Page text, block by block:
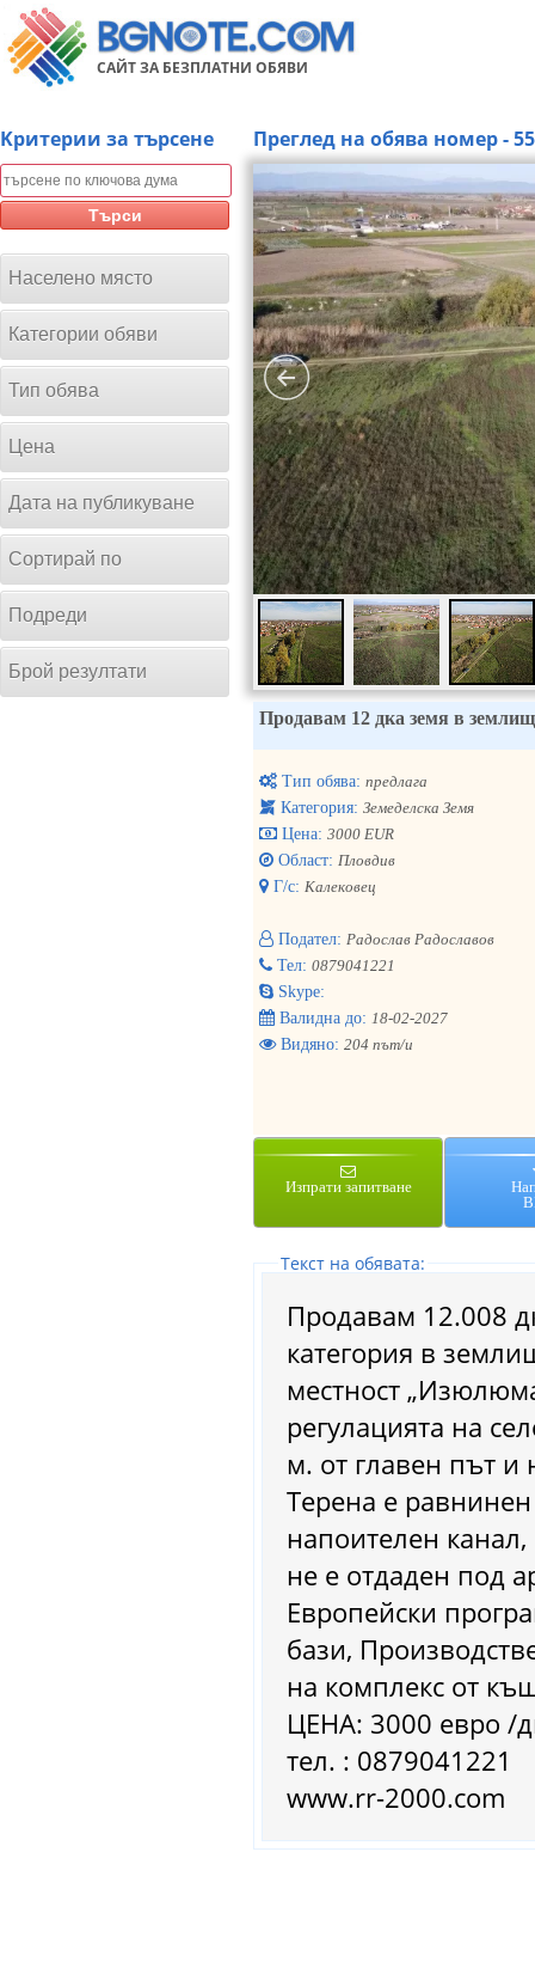
САЙТ ЗА БЕЗПЛАТНИ ОБЯВИ
Kритерии за търсене
Търси
Населено място
Категории обяви
Тип обява
Цена
Дата на публикуване
Сортирай по
Подреди
Брой резултати
Преглед на обява номер -
Продавам 12 дка земя в
Тип обява: предлага
Категория: Земеделска Земя
Цена: 3000 EUR
Област: Пловдив
Г/с: Калековец
Подател: Радослав Радославов
Тел: 0879041221
Skype:
Валидна до: 18-02-2027
Видяно: 204 път/и
Изпрати запитване
Tекст на обявата:
Продавам 12.008
категория в
местност
регулацията на
м. от главен път и
Терена е
напоителен
не е отдаден под
Европейски
бази,
на комплекс от
ЦЕНА: 3000 евро /
тел. : 0879041221
www.rr-2000.com